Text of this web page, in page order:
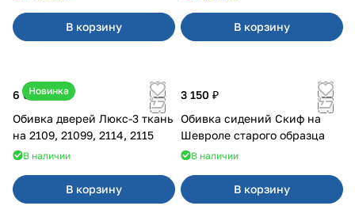
В корзину В корзину
Новинка
6 000 ₽
Обивка дверей Люкс-3 ткань
на 2109, 21099, 2114, 2115
В наличии
В корзину
3 150 ₽
Обивка сидений Скиф на
Шевроле старого образца
В наличии
В корзину